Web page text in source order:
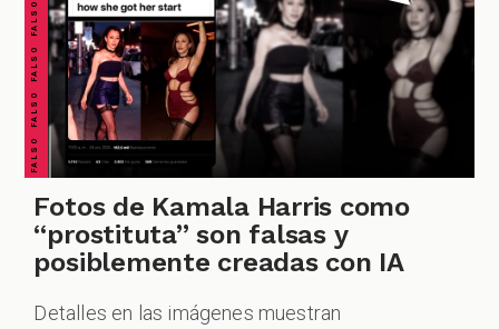
Fotos de Kamala Harris como
“prostituta” son falsas y
posiblemente creadas con IA
Detalles en las imágenes muestran